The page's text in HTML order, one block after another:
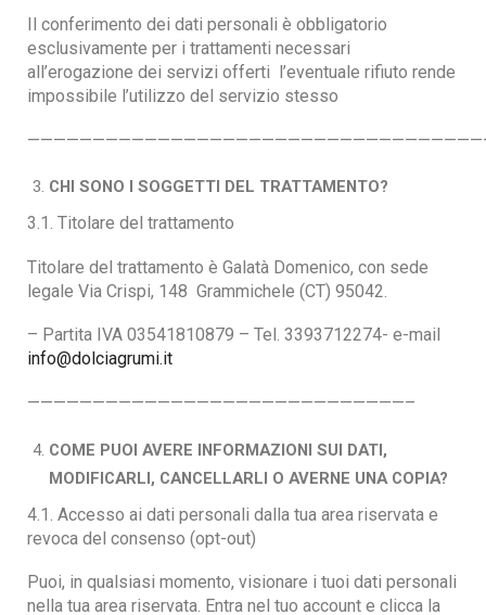
Il conferimento dei dati personali è obbligatorio
esclusivamente per i trattamenti necessari
all’erogazione dei servizi offerti l’eventuale rifiuto rende
impossibile l’utilizzo del servizio stesso
CHI SONO I SOGGETTI DEL TRATTAMENTO?
3.1. Titolare del trattamento
Titolare del trattamento è Galatà Domenico, con sede
legale Via Crispi, 148 Grammichele (CT) 95042.
– Partita IVA 03541810879 – Tel. 3393712274- e-mail
info@dolciagrumi.it
—————————————————————————————–
COME PUOI AVERE INFORMAZIONI SUI DATI,
MODIFICARLI, CANCELLARLI O AVERNE UNA COPIA?
4.1. Accesso ai dati personali dalla tua area riservata e
revoca del consenso (opt-out)
Puoi, in qualsiasi momento, visionare i tuoi dati personali
nella tua area riservata. Entra nel tuo account e clicca la